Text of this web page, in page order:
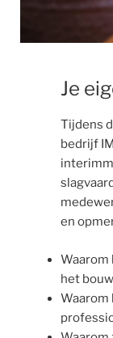
Je
Tijdens
bedrijf
en
Waarom
het
Waarom